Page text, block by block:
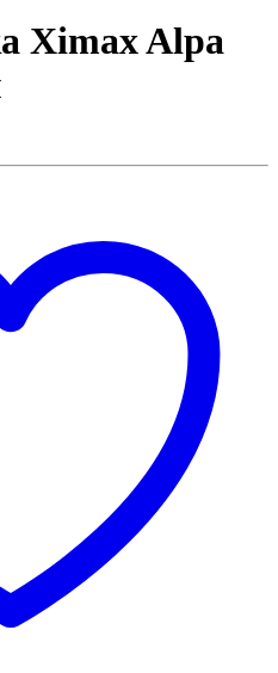
Ximax Alpa